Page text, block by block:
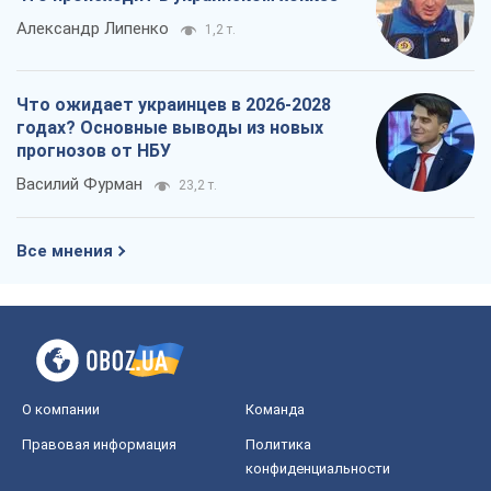
Александр Липенко 1,2 т.
Что ожидает украинцев в 2026-2028
годах? Основные выводы из новых
прогнозов от НБУ
Василий Фурман 23,2 т.
Все мнения
О компании Команда
Правовая информация
Политика
конфиденциальности